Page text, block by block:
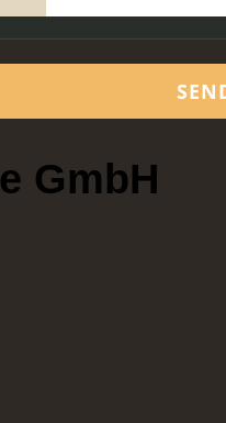
GmbH